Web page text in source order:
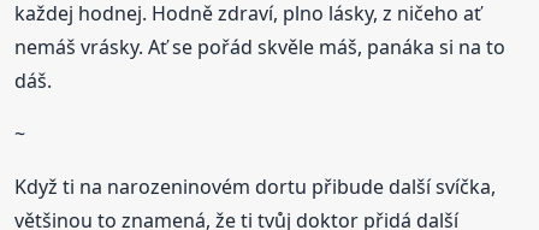
každej hodnej. Hodně zdraví, plno lásky, z ničeho ať
nemáš vrásky. Ať se pořád skvěle máš, panáka si na to
dáš.
~
Když ti na narozeninovém dortu přibude další svíčka,
většinou to znamená, že ti tvůj doktor přidá další